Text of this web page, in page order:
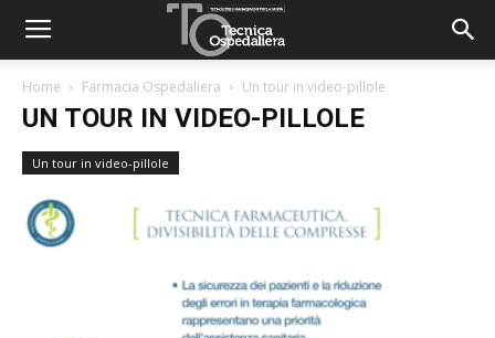
Home Farmacia Ospedaliera Un tour in video-pillole
UN TOUR IN VIDEO-PILLOLE
Un tour in video-pillole